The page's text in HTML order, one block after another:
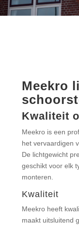
Meekro
Kwaliteit
Meekro is een
het vervaardigen
De lichtgewicht
geschikt voor elk
monteren.
Kwaliteit
Meekro heeft
maakt uitsluitend